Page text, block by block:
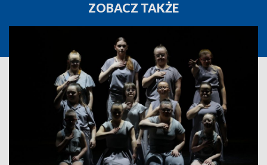
ZOBACZ TAKŻE